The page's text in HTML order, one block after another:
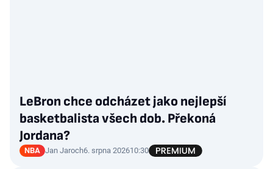
LeBron chce odcházet jako nejlepší
basketbalista všech dob. Překoná
Jordana?
NBA Jan Jaroch6. srpna 202610:30